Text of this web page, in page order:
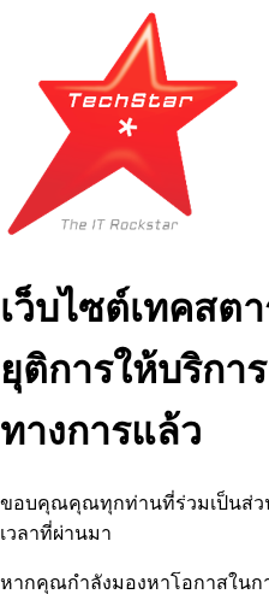
เว็บไซต์เทคสต
ยุติการให้บริกา
ทางการแล้ว
ขอบคุณคุณทุกท่านที่ร่วมเป็นส่ว
เวลาที่ผ่านมา
หากคุณกำลังมองหาโอกาสในก